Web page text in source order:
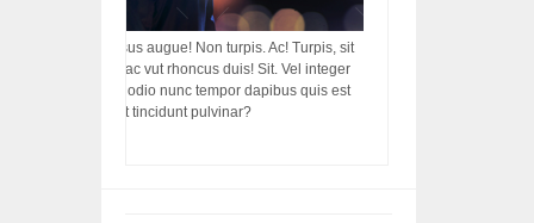
integer! Risus augue! Non turpis. Ac! Turpis, sit
rhoncus porttitor ac vut rhoncus duis! Sit. Vel integer
ut diam porttitor odio nunc tempor dapibus quis est
dictumst, vel amet tincidunt pulvinar?